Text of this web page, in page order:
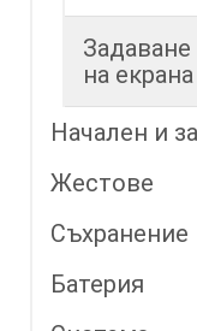
на екрана
Начален и
Жестове
Съхранение
Батерия